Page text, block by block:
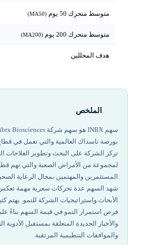
متوسط متحرك 50 يوم
متوسط متحرك 200 يوم
هدف المحللين
الملخص
بورصة ناسداك العالمية والتي تعمل في قطاع
تركز الشركة على البحث وتطوير العلاجات
لمجموعة من الأمراض الصعبة والتي تهم
المستثمرين والمهتمين بمجال الرعاية
شهد السهم عدة تحركات سعرية مهمة تعكس
الأبحاث واستراتيجيات الشركة للنمو. يهتم
فرص استمرار النمو في قيمة السهم بناءً
والأخبار الجديدة المتعلقة بمستقبل الأدوية
والموافقات التنظيمية المرتقبة.